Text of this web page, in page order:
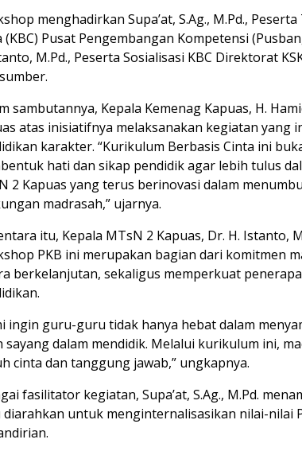
menghadirkan Supa’at, S.Ag., M.Pd.,
(KBC) Pusat Pengembangan Kompetensi
M.Pd., Peserta Sosialisasi KBC Direktorat
sambutannya, Kepala Kemenag Kapuas, H.
atas inisiatifnya melaksanakan kegiatan yang
karakter. “Kurikulum Berbasis Cinta ini
hati dan sikap pendidik agar lebih tulus
2 Kapuas yang terus berinovasi dalam
madrasah,” ujarnya.
itu, Kepala MTsN 2 Kapuas, Dr. H. Istanto,
PKB ini merupakan bagian dari komitmen
berkelanjutan, sekaligus memperkuat
ingin guru-guru tidak hanya hebat dalam
sayang dalam mendidik. Melalui kurikulum ini,
cinta dan tanggung jawab,” ungkapnya.
fasilitator kegiatan, Supa’at, S.Ag., M.Pd.
untuk menginternalisasikan nilai-nilai